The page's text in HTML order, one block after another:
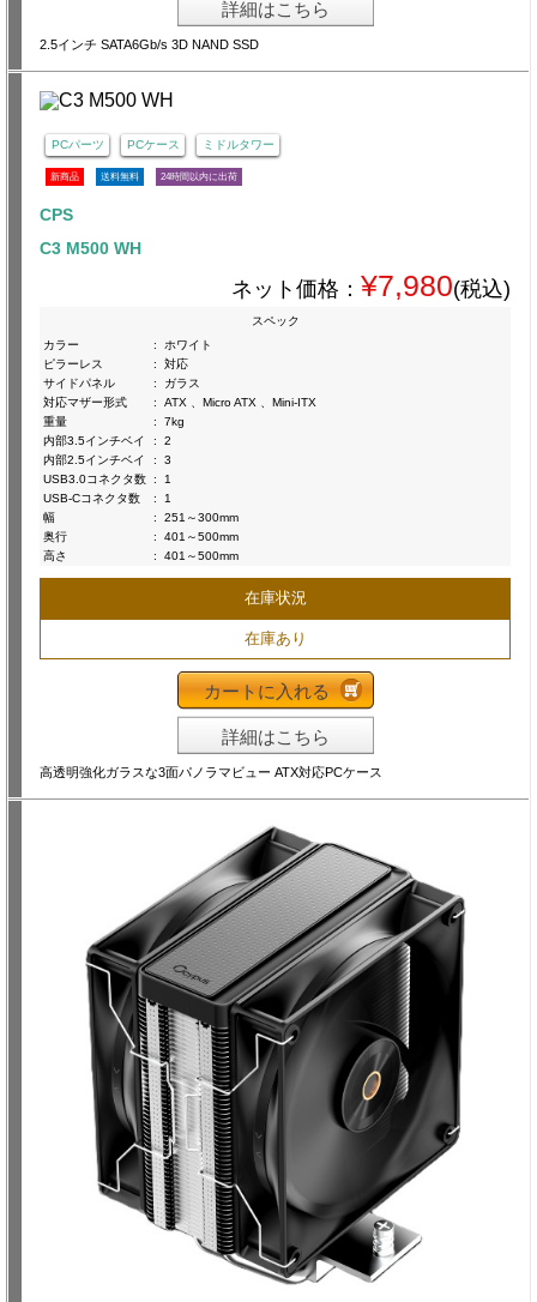
詳細はこちら
2.5インチ SATA6Gb/s 3D NAND SSD
PCパーツ PCケース ミドルタワー
新商品 送料無料 24時間以内に出荷
CPS
C3 M500 WH
ネット価格： ¥7,980(税込)
スペック
カラー
:
ホワイト
ピラーレス
:
対応
サイドパネル
:
ガラス
対応マザー形式
:
ATX 、Micro ATX 、Mini-ITX
重量
:
7kg
内部3.5インチベイ
:
2
内部2.5インチベイ
:
3
USB3.0コネクタ数 :
1
USB-Cコネクタ数
:
1
幅
:
251～300mm
奥行
:
401～500mm
高さ
: 401～500mm
在庫状況
在庫あり
カートに入れる
詳細はこちら
高透明強化ガラスな3面パノラマビュー ATX対応PCケース